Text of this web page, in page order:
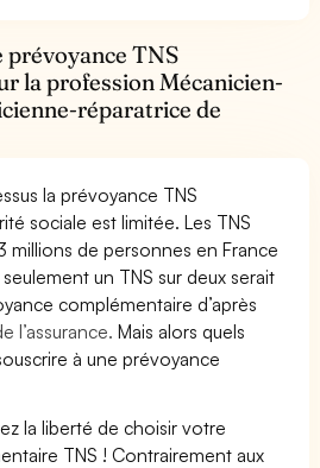
prévoyance TNS
la profession Mécanicien-
réparatrice de
la prévoyance TNS
sociale est limitée. Les TNS
millions de personnes en France
un TNS sur deux serait
complémentaire d’après
l’assurance. Mais alors quels
à une prévoyance
la liberté de choisir votre
TNS ! Contrairement aux